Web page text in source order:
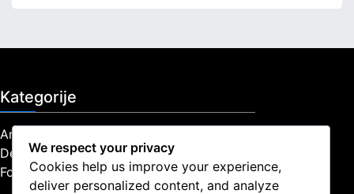
Kategorije
Analiza igre 3-2 zonske obrane
Defenzivne strategije u 3-2 zonskoj obrani
Formacije tima za 3-2 zonu obrane
We respect your privacy
Cookies help us improve your experience,
deliver personalized content, and analyze